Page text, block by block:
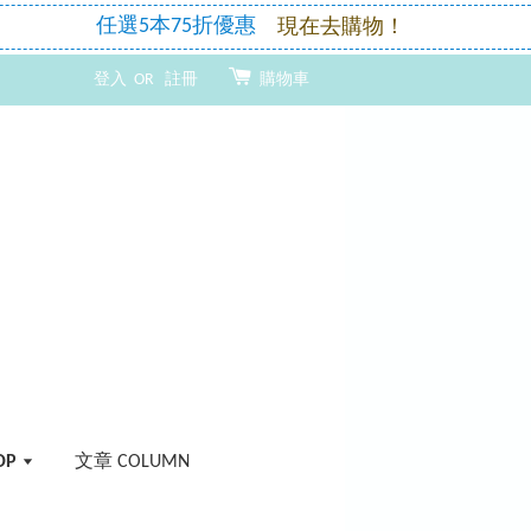
登入 OR 註冊 購物車
文章 COLUMN